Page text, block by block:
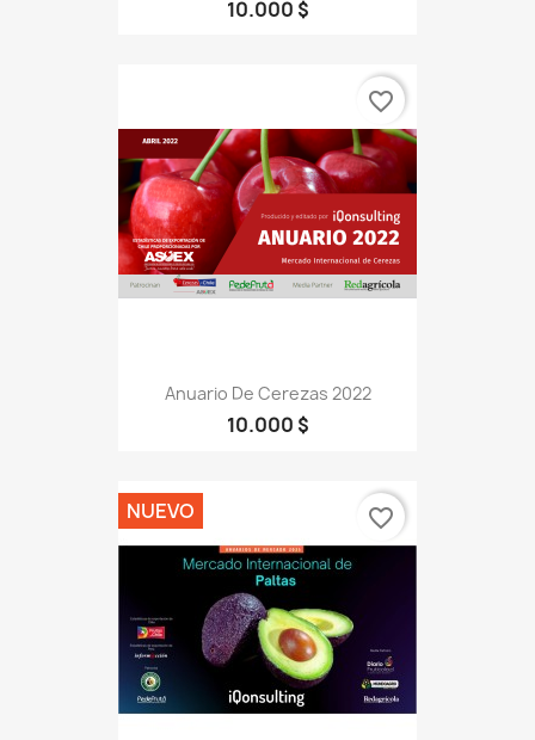
10.000 $
Anuario De Cerezas 2022
10.000 $
favorite_border
NUEVO favorite_border